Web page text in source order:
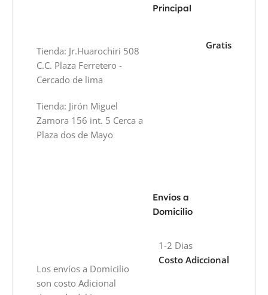
Principal
Tienda: Jr.Huarochiri 508
C.C. Plaza Ferretero -
Cercado de lima
Tienda: Jirón Miguel
Zamora 156 int. 5 Cerca a
Plaza dos de Mayo
Gratis
Envíos a
Domicilio
Los envíos a Domicilio
son costo Adicional
1-2 Dias
Costo Adiccional